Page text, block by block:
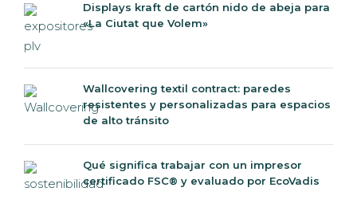
Displays kraft de cartón nido de abeja para
«La Ciutat que Volem»
Wallcovering textil contract: paredes
resistentes y personalizadas para espacios
de alto tránsito
Qué significa trabajar con un impresor
certificado FSC® y evaluado por EcoVadis